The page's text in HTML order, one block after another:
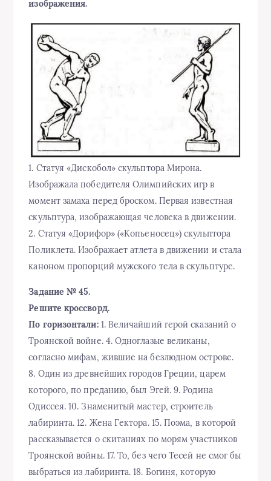
изображения.
1. Статуя «Дискобол» скульптора Мирона.
Изображала победителя Олимпийских игр в
момент замаха перед броском. Первая известная
скульптура, изображающая человека в движении.
2. Статуя «Дорифор» («Копьеносец») скульптора
Поликлета. Изображает атлета в движении и стала
каноном пропорций мужского тела в скульптуре.
Задание № 45.
Решите кроссворд.
По горизонтали: 1. Величайший герой сказаний о
Троянской войне. 4. Одноглазые великаны,
согласно мифам, жившие на безлюдном острове.
8. Один из древнейших городов Греции, царем
которого, по преданию, был Эгей. 9. Родина
Одиссея. 10. Знаменитый мастер, строитель
лабиринта. 12. Жена Гектора. 15. Поэма, в которой
рассказывается о скитаниях по морям участников
Троянской войны. 17. То, без чего Тесей не смог бы
выбраться из лабиринта. 18. Богиня, которую